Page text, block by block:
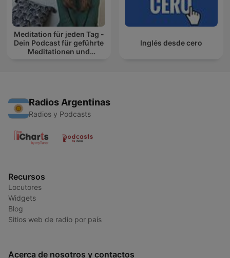
Meditation für jeden Tag -
Dein Podcast für geführte
Meditationen und
Inglés desde cero
Radios Argentinas
Radios y Podcasts
Recursos
Locutores
Widgets
Blog
Sitios web de radio por país
Acerca de nosotros y contactos